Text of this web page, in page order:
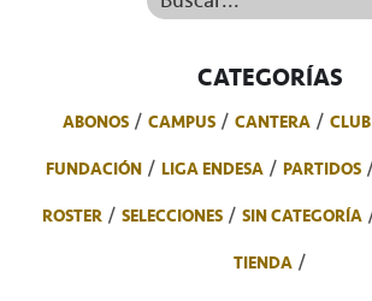
CATEGORÍAS
ABONOS CAMPUS CANTERA CLUB
FUNDACIÓN
LIGA ENDESA PARTIDOS
ROSTER
SELECCIONES SIN CATEGORÍA
TIENDA